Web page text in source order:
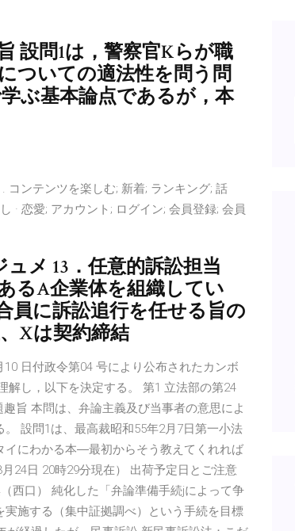
設問1は，警察官Kらが職
ついての適法性を問う問
ぶ基本論点であるが，本
コンテンツを楽しむ; 新着; ランキング; 話
· 恋愛; アカウント; ログイン; 会員登録; 会員
メ 13．任意的訴訟担当
るA企業体を組織してい
員に訴訟追行を任せる旨の
Xは契約締結
日付政令第04 号により公布されたカンボ
解し，以下を決定する。 第1 立法部の第24
旨 本問は、弁論主義及び当事者の意思によ
設問1は、最高裁昭和55年2月7日第一小法
イにわかる本―最初からそう教えてくれれば
24日 20時29分現在） 出荷予定日とご注意
西口） 純化した「弁論準備手続jによって争
施する（集中証拠調べ）という手続を目標